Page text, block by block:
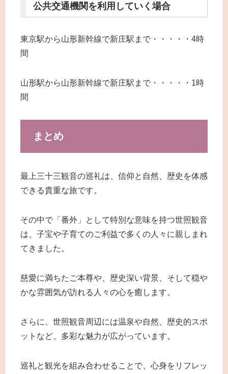
公共交通機関を利用していく場合
東京駅から山形新幹線で新庄駅まで・・・・・4時
間
山形駅から山形新幹線で新庄駅まで・・・・・1時
間
まとめ
最上三十三観音の巡礼は、信仰と自然、歴史を体感
できる貴重な旅です。
その中で「番外」として特別な意味を持つ世照観音
は、子宝や子育てのご利益で多くの人々に親しまれ
てきました。
慈愛に満ちたご本尊や、歴史深い背景、そして穏や
かな雰囲気が訪れる人々の心を癒します。
さらに、世照観音周辺には温泉や自然、歴史的スポ
ットなど、多彩な魅力が広がっています。
巡礼と観光を組み合わせることで、心身をリフレッ